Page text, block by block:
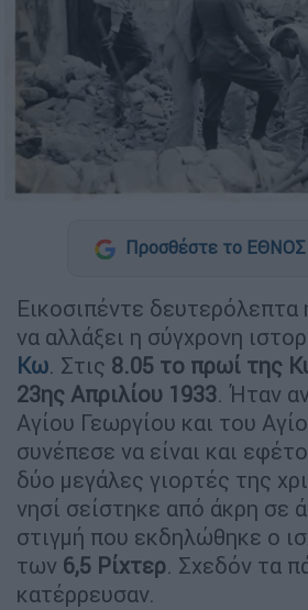
Προσθέστε το ΕΘΝΟΣ
Εικοσιπέντε δευτερόλεπτα
να αλλάξει η σύγχρονη
Κω. Στις 8.05 το πρωί της
23ης Απριλίου 1933. Ήταν
Αγίου Γεωργίου και του
συνέπεσε να είναι και
δύο μεγάλες γιορτές της
νησί σείστηκε από άκρη σε
στιγμή που εκδηλώθηκε ο
των 6,5 Ρίχτερ. Σχεδόν τα
κατέρρευσαν.